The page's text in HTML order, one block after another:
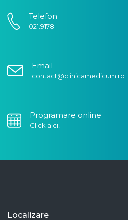
Telefon
021.9178
Email
contact@clinicamedicum.ro
Programare online
Click aici!
Localizare